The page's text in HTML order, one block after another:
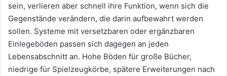
sein, verlieren aber schnell ihre Funktion, wenn sich die
Gegenstände verändern, die darin aufbewahrt werden
sollen. Systeme mit versetzbaren oder ergänzbaren
Einlegeböden passen sich dagegen an jeden
Lebensabschnitt an. Hohe Böden für große Bücher,
niedrige für Spielzeugkörbe, spätere Erweiterungen nach